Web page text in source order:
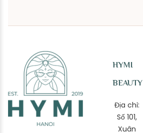
HYMI
BEAUTY
Địa chỉ:
Số 101,
Xuân